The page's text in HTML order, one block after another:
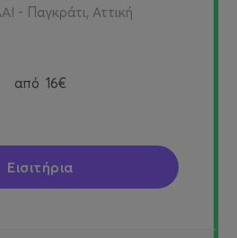
- Παγκράτι, Αττική
από 16€
Εισιτήρια